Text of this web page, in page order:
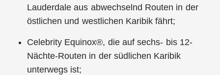
Lauderdale aus abwechselnd Routen in der
östlichen und westlichen Karibik fährt;
Celebrity Equinox®, die auf sechs- bis 12-
Nächte-Routen in der südlichen Karibik
unterwegs ist;